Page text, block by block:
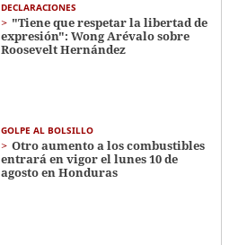
DECLARACIONES
"Tiene que respetar la libertad de
expresión": Wong Arévalo sobre
Roosevelt Hernández
GOLPE AL BOLSILLO
Otro aumento a los combustibles
entrará en vigor el lunes 10 de
agosto en Honduras